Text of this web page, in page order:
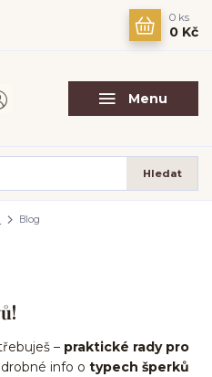
Menu
Hledat
0 ks
0 Kč
Blog
– praktické rady pro
info o typech šperků